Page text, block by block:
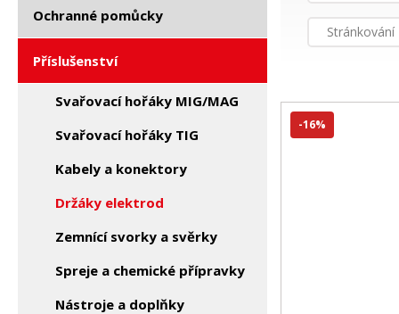
Ochranné pomůcky
Příslušenství
Svařovací hořáky MIG/MAG
Svařovací hořáky TIG
Kabely a konektory
Držáky elektrod
Zemnící svorky a svěrky
Spreje a chemické přípravky
Nástroje a doplňky
Stránkování
-16%